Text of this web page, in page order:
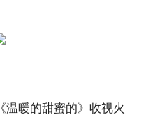
《温暖的甜蜜的》收视火